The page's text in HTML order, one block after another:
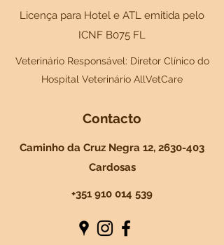
Licença para Hotel e ATL emitida pelo
ICNF B075 FL
Veterinário Responsável: Diretor Clínico do
Hospital Veterinário AllVetCare
Contacto
Caminho da Cruz Negra 12, 2630-403
Cardosas
+351 910 014 539